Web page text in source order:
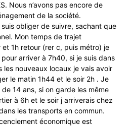
Nous n’avons pas encore de
de la société.
suis obliger de suivre, sachant que
Mon temps de trajet
et 1h retour (rer c, puis métro) je
arriver à 7h40, si je suis dans
les nouveaux locaux je vais avoir
le matin 1h44 et le soir 2h . Je
14 ans, si on garde les même
à 6h et le soir j arriverais chez
les transports en commun.
économique est